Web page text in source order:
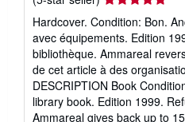
rating
5
out
of
5
stars
Hardcover. Condition: Bon.
avec équipements. Edition
bibliothèque. Ammareal
de cet article à des
DESCRIPTION Book
library book. Edition 1999.
Ammareal gives back up to